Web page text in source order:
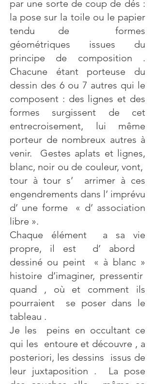
par une sorte de coup de dés :
la pose sur la toile ou le papier
tendu de formes
géométriques issues du
principe de composition .
Chacune étant porteuse du
dessin des 6 ou 7 autres qui le
composent : des lignes et des
formes surgissent de cet
entrecroisement, lui même
porteur de nombreux autres à
venir. Gestes aplats et lignes,
blanc, noir ou de couleur, vont,
tour à tour s’ arrimer à ces
engendrements dans l’ imprévu
d’ une forme « d’ association
libre ».
Chaque élément a sa vie
propre, il est d’ abord
dessiné ou peint « à blanc »
histoire d’imaginer, pressentir
quand , où et comment ils
pourraient se poser dans le
tableau .
Je les peins en occultant ce
qui les entoure et découvre , a
posteriori, les dessins issus de
leur juxtaposition . La pose